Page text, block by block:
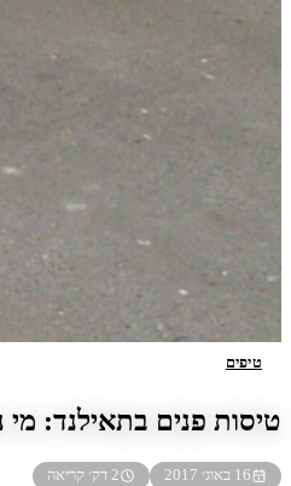
טיפים
טיסות פנים בתאילנד:
16 באוג׳ 2017 2 דק׳ קריאה